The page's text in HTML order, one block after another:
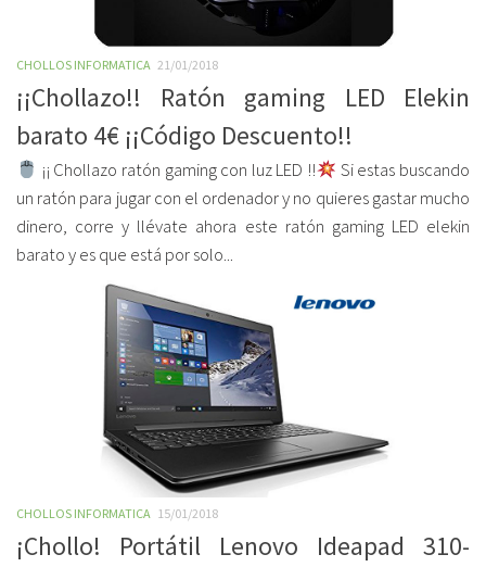
CHOLLOS INFORMATICA 21/01/2018
¡¡Chollazo!! Ratón gaming LED Elekin
barato 4€ ¡¡Código Descuento!!
¡¡ Chollazo ratón gaming con luz LED !!
Si estas buscando
un ratón para jugar con el ordenador y no quieres gastar mucho
dinero, corre y llévate ahora este ratón gaming LED elekin
barato y es que está por solo...
CHOLLOS INFORMATICA 15/01/2018
¡Chollo! Portátil Lenovo Ideapad 310-